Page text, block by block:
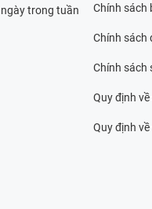
trong tuần Chính sách
Chính sách
Chính sách
Quy định
Quy định